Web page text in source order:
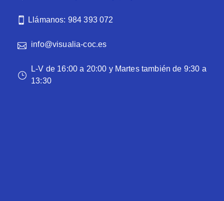
Llámanos: 984 393 072
info@visualia-coc.es
L-V de 16:00 a 20:00 y Martes también de 9:30 a
13:30